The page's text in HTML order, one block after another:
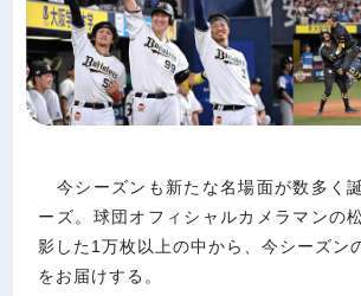
今シーズンも新たな名場面が数多く
ーズ。球団オフィシャルカメラマンの
影した1万枚以上の中から、今シーズン
をお届けする。